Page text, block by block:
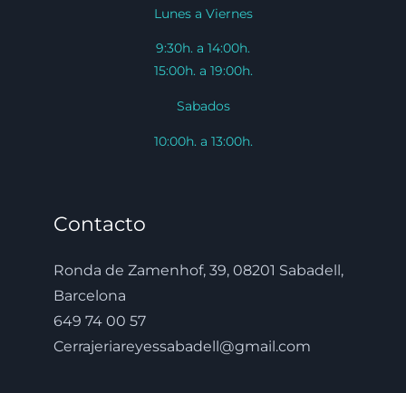
Lunes a Viernes
9:30h. a 14:00h.
15:00h. a 19:00h.
Sabados
10:00h. a 13:00h.
Contacto
Ronda de Zamenhof, 39, 08201 Sabadell,
Barcelona
649 74 00 57
Cerrajeriareyessabadell@gmail.com